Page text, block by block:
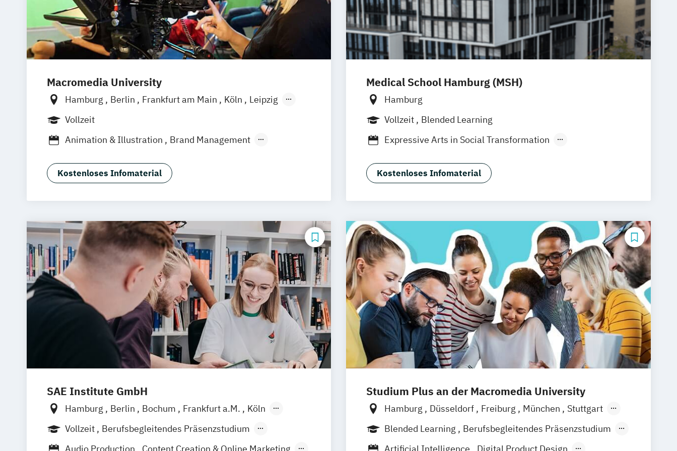
Macromedia University
Hamburg Berlin Frankfurt am Main Köln
Leipzig
München
Vollzeit
Animation & Illustration
Brand Management
Eventmanagement
Filmmaking (DE/EN)
Game Design & Development
Medien- und Kommuni­kations­management (DE/EN)
Medien- und Werbepsychologie Musikmanagement
Sportjournalismus
Kostenloses Infomaterial
Medical School Hamburg (MSH)
Hamburg
Vollzeit
Blended Learning
Expressive Arts in Social Transformation
Musiktherapie
Kostenloses Infomaterial
SAE Institute GmbH
Hamburg Berlin Bochum Frankfurt a.M.
Köln
Leipzig
München Stuttgart Hannover Nürnberg
Vollzeit
Berufsbegleitendes Präsenzstudium
Berufsbegleitender Präsenzlehrgang
Studium Plus an der Macromedia University
Hamburg Düsseldorf Freiburg München
Stuttgart
Berlin
Frankfurt am Main Hannover Köln Leipzig
Blended Learning
Berufsbegleitendes Präsenzstudium
Vollzeit